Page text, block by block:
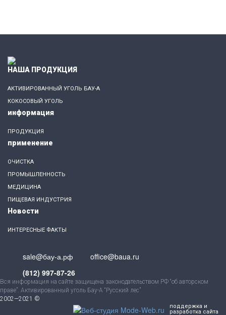
НАША ПРОДУКЦИЯ
АКТИВИРОВАННЫЙ УГОЛЬ БАУ-А
КОКОСОВЫЙ УГОЛЬ
информация
ПРОДУКЦИЯ
применение
ОЧИСТКА
ПРОМЫШЛЕННОСТЬ
МЕДИЦИНА
ПИЩЕВАЯ ИНДУСТРИЯ
Новости
ИНТЕРЕСНЫЕ ФАКТЫ
sale@бау-а.рф
office@baua.ru
(812) 997-87-26
Вся информация на сайте защищена законодательством РФ “об авторском
праве”. Активированный уголь Бау-А “Русский лес”
2002—2021 ©
поддержка и
разработка сайта